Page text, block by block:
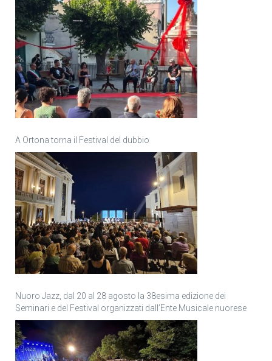
A Ortona torna il Festival del dubbio
Nuoro Jazz, dal 20 al 28 agosto la 38esima edizione dei
Seminari e del Festival organizzati dall’Ente Musicale nuorese